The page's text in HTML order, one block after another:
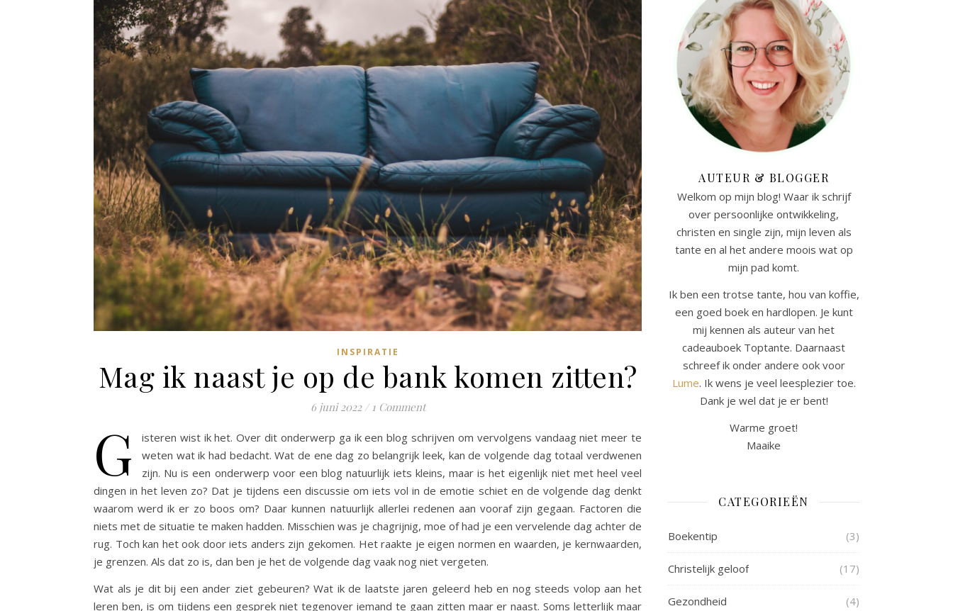
INSPIRATIE
Mag ik naast je op de bank komen zitten?
6 juni 2022 / 1 Comment
G
isteren wist ik het. Over dit onderwerp ga ik een blog schrijven om vervolgens vandaag niet meer te
weten wat ik had bedacht. Wat de ene dag zo belangrijk leek, kan de volgende dag totaal verdwenen
zijn. Nu is een onderwerp voor een blog natuurlijk iets kleins, maar is het eigenlijk niet met heel veel
dingen in het leven zo? Dat je tijdens een discussie om iets vol in de emotie schiet en de volgende dag denkt
waarom werd ik er zo boos om? Daar kunnen natuurlijk allerlei redenen aan vooraf zijn gegaan. Factoren die
niets met de situatie te maken hadden. Misschien was je chagrijnig, moe of had je een vervelende dag achter de
rug. Toch kan het ook door iets anders zijn gekomen. Het raakte je eigen normen en waarden, je kernwaarden,
je grenzen. Als dat zo is, dan ben je het de volgende dag vaak nog niet vergeten.
Wat als je dit bij een ander ziet gebeuren? Wat ik de laatste jaren geleerd heb en nog steeds volop aan het
leren ben, is om tijdens een gesprek niet tegenover iemand te gaan zitten maar er naast. Soms letterlijk maar
AUTEUR & BLOGGER
Welkom op mijn blog! Waar ik schrijf
over persoonlijke ontwikkeling,
christen en single zijn, mijn leven als
tante en al het andere moois wat op
mijn pad komt.
Ik ben een trotse tante, hou van koffie,
een goed boek en hardlopen. Je kunt
mij kennen als auteur van het
cadeauboek Toptante. Daarnaast
schreef ik onder andere ook voor
Lume. Ik wens je veel leesplezier toe.
Dank je wel dat je er bent!
Warme groet!
Maaike
CATEGORIEËN
Boekentip (3)
Christelijk geloof (17)
Gezondheid (4)